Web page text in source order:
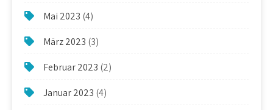
Mai 2023 (4)
März 2023 (3)
Februar 2023 (2)
Januar 2023 (4)